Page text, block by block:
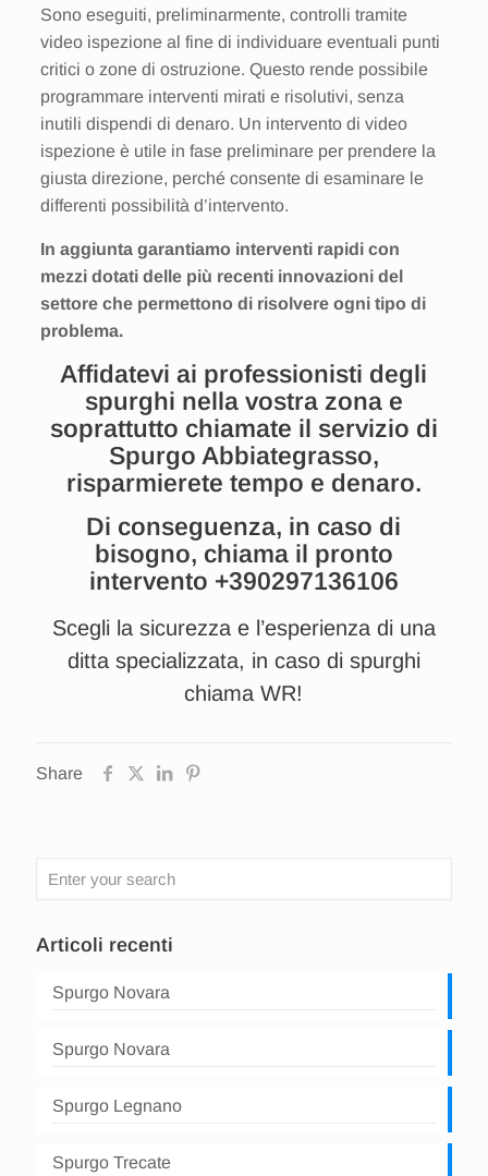
Sono eseguiti, preliminarmente, controlli tramite
video ispezione al fine di individuare eventuali punti
critici o zone di ostruzione. Questo rende possibile
programmare interventi mirati e risolutivi, senza
inutili dispendi di denaro. Un intervento di video
ispezione è utile in fase preliminare per prendere la
giusta direzione, perché consente di esaminare le
differenti possibilità d’intervento.
In aggiunta garantiamo interventi rapidi con
mezzi dotati delle più recenti innovazioni del
settore che permettono di risolvere ogni tipo di
problema.
Affidatevi ai professionisti degli
spurghi nella vostra zona e
soprattutto chiamate il servizio di
Spurgo Abbiategrasso,
risparmierete tempo e denaro.
Di conseguenza, in caso di
bisogno, chiama il pronto
intervento +390297136106
Scegli la sicurezza e l’esperienza di una
ditta specializzata, in caso di spurghi
chiama WR!
Share
Articoli recenti
Spurgo Novara
Spurgo Novara
Spurgo Legnano
Spurgo Trecate